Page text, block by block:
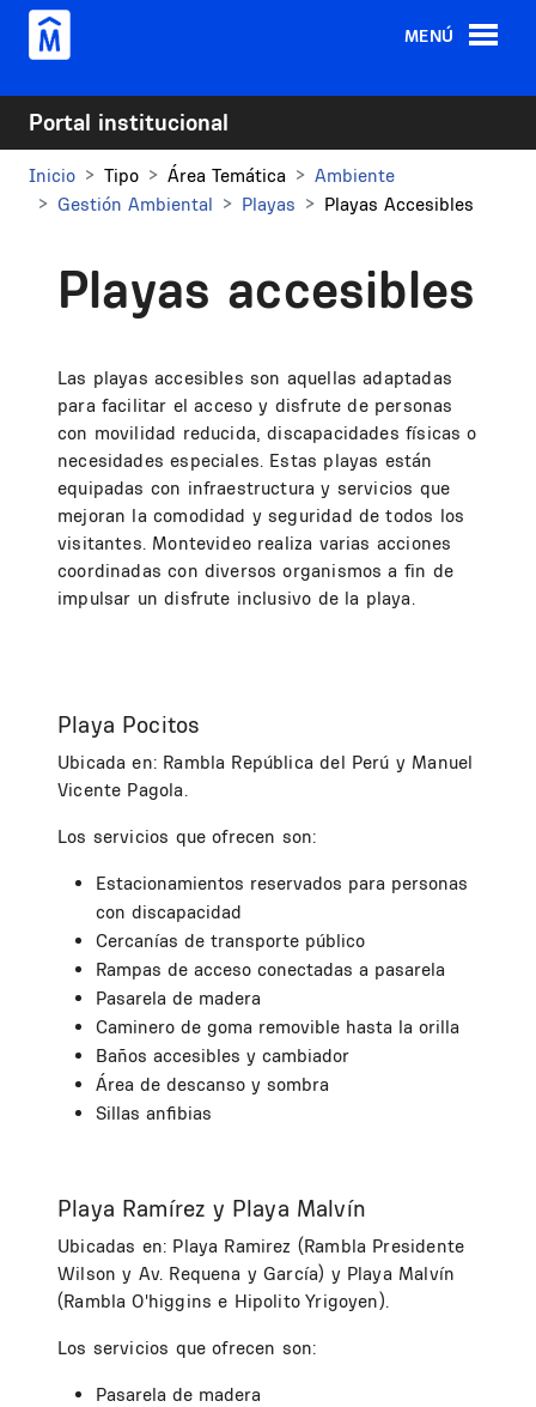
Pasar al contenido principal
MENÚ
Portal institucional
Inicio Tipo Área Temática
Ambiente
Gestión Ambiental
Playas Playas Accesibles
Playas accesibles
Las playas accesibles son aquellas adaptadas
para facilitar el acceso y disfrute de personas
con movilidad reducida, discapacidades físicas o
necesidades especiales. Estas playas están
equipadas con infraestructura y servicios que
mejoran la comodidad y seguridad de todos los
visitantes. Montevideo realiza varias acciones
coordinadas con diversos organismos a fin de
impulsar un disfrute inclusivo de la playa.
Playa Pocitos
Ubicada en: Rambla República del Perú y Manuel
Vicente Pagola.
Los servicios que ofrecen son:
Estacionamientos reservados para personas
con discapacidad
Cercanías de transporte público
Rampas de acceso conectadas a pasarela
Pasarela de madera
Caminero de goma removible hasta la orilla
Baños accesibles y cambiador
Área de descanso y sombra
Sillas anfibias
Playa Ramírez y Playa Malvín
Ubicadas en: Playa Ramirez (Rambla Presidente
Wilson y Av. Requena y García) y Playa Malvín
(Rambla O'higgins e Hipolito Yrigoyen).
Los servicios que ofrecen son:
Pasarela de madera